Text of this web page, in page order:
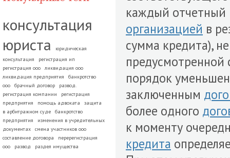
консультация
юриста
юридическая
консультация
регистрация ип
регистрация ооо
ликвидация ооо
ликвидация предприятия
банкротство
ооо
брачный договор
развод.
регистрация компании
регистрация
предприятия
помощь адвоката
защита
в арбитражном суде
банкротство
предприятия
изменения в учредительных
документах
смена участников ооо
составление договора
перерегистрация
ооо
развод раздел имущества
каждый отчетный
организацией в
сумма кредита),
порядок
заключенным
более одного
к моменту
кредита